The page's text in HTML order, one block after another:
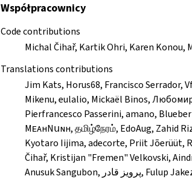
Współpracownicy
Code contributions
Michal Čihař, Kartik Ohri, Karen Konou,
Translations contributions
Jim Kats, Horus68, Francisco Serrador,
Mikenu, eulalio, Mickaël Binos,
Pierfrancesco Passerini, amano,
MᴇᴀнNսɴн, தமிழ்நேரம், EdoAug, Zahid
Kyotaro Iijima, adecorte, Priit Jõerüüt,
Čihař, Kristijan "Fremen" Velkovski,
Anusuk Sangubon, پرویز قادر, Fulup Jakez, Matthaiks, Besnik Bleta, Hotripak, 大王叫我来巡山,